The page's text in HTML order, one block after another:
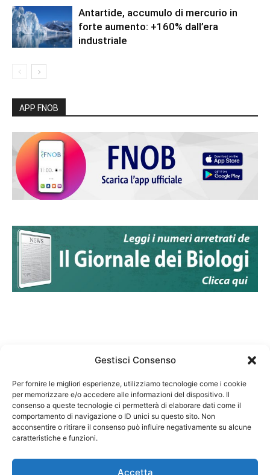
Gestisci Consenso
Per fornire le migliori esperienze, utilizziamo tecnologie come i cookie
per memorizzare e/o accedere alle informazioni del dispositivo. Il
consenso a queste tecnologie ci permetterà di elaborare dati come il
comportamento di navigazione o ID unici su questo sito. Non
acconsentire o ritirare il consenso può influire negativamente su alcune
caratteristiche e funzioni.
Accetta
Antartide, accumulo di mercurio in
forte aumento: +160% dall’era
industriale
APP FNOB
Federazione Nazionale Degli Ordini dei Biologi:
codice fiscale 80069130583
Responsabile sito internet www.fnob.it: